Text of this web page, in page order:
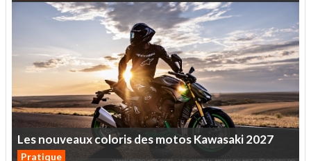
LesnouveauxcolorisdesmotosKawasaki2027
Pratique